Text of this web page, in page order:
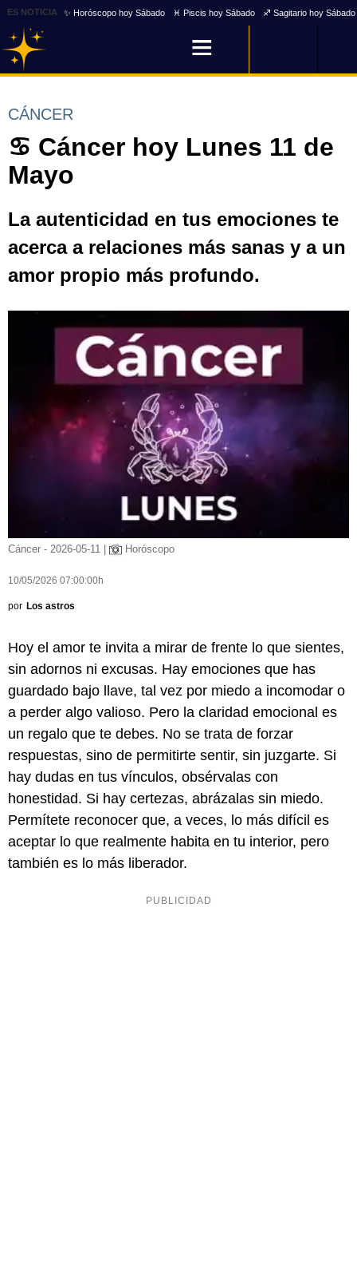
ES NOTICIA ✨ Horóscopo hoy Sábado ♓ Piscis hoy Sábado ♐ Sagitario hoy Sábado
CÁNCER
♋ Cáncer hoy Lunes 11 de
Mayo
La autenticidad en tus emociones te
acerca a relaciones más sanas y a un
amor propio más profundo.
Cáncer - 2026-05-11 | Horóscopo
10/05/2026 07:00:00h
por Los astros
Hoy el amor te invita a mirar de frente lo que sientes,
sin adornos ni excusas. Hay emociones que has
guardado bajo llave, tal vez por miedo a incomodar o
a perder algo valioso. Pero la claridad emocional es
un regalo que te debes. No se trata de forzar
respuestas, sino de permitirte sentir, sin juzgarte. Si
hay dudas en tus vínculos, obsérvalas con
honestidad. Si hay certezas, abrázalas sin miedo.
Permítete reconocer que, a veces, lo más difícil es
aceptar lo que realmente habita en tu interior, pero
también es lo más liberador.